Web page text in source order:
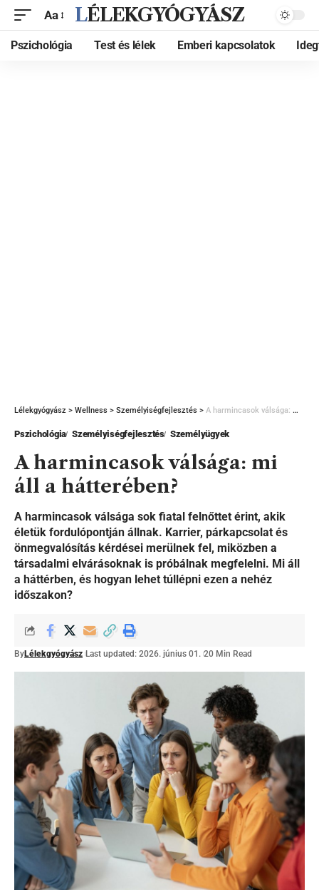
Aa LÉLEKGYÓGYÁSZ
Pszichológia Test és lélek Emberi kapcsolatok
Lélekgyógyász > Wellness > Személyiségfejlesztés > A harmincasok válsága: mi áll a hátterében?
Pszichológia Személyiségfejlesztés Személyügyek
A harmincasok válsága: mi
áll a hátterében?
A harmincasok válsága sok fiatal felnőttet érint, akik
életük fordulópontján állnak. Karrier, párkapcsolat és
önmegvalósítás kérdései merülnek fel, miközben a
társadalmi elvárásoknak is próbálnak megfelelni. Mi áll
a háttérben, és hogyan lehet túllépni ezen a nehéz
időszakon?
ByLélekgyógyász Last updated: 2026. június 01. 20 Min Read